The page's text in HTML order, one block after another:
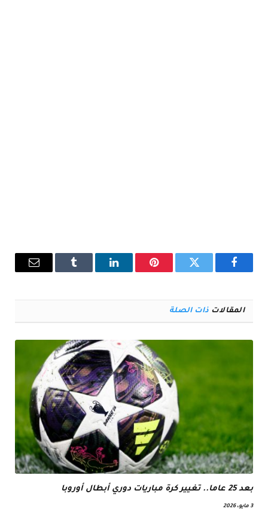
فيسبوك تويتر بينتيريستلينكدإن Tumblr
البريد
المقالات ذات الصلة
بعد 25 عاما.. تغيير كرة مباريات دوري أبطال أوروبا
3 مايو، 2026